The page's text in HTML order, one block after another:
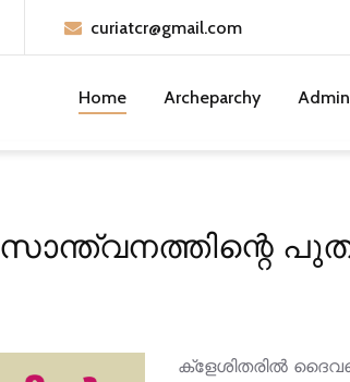
curiatcr@gmail.com
Home Archeparchy
സാന്ത്വനത്തിന്റെ
ക്‌ളേശിതരില്‍